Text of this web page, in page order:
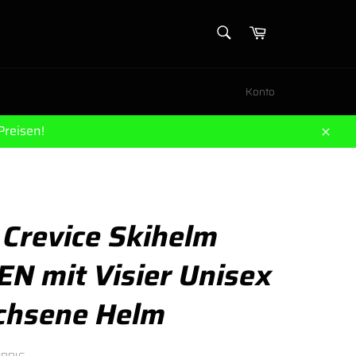
Suchen
Warenkorb
Konto
Skihelm
mit Visier Unisex
Helm